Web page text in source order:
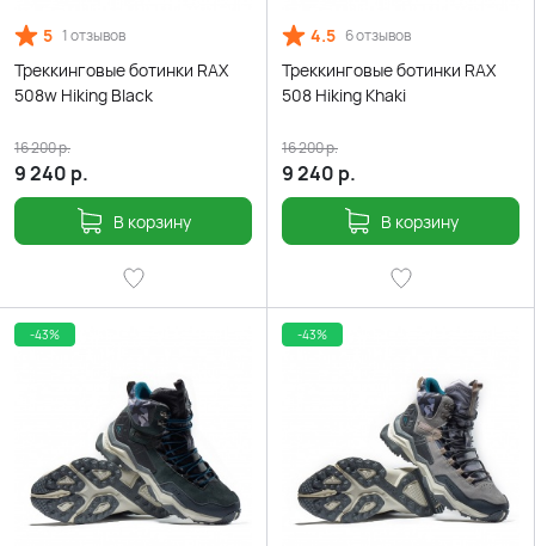
5 1 отзывов
Треккинговые ботинки RAX
508w Hiking Black
9 240 р.
16 200р.
В корзину
4.5 6 отзывов
Треккинговые ботинки RAX
508 Hiking Khaki
9 240 р.
16 200р.
В корзину
-43% -43%